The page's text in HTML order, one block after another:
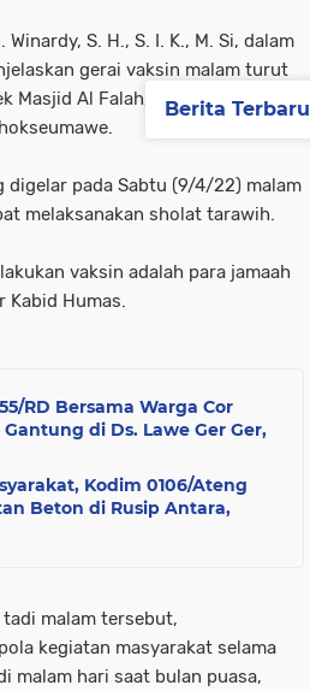
S. H., S. I. K., M. Si, dalam
gerai vaksin malam turut
Al Falah, Gampong Keude
digelar pada Sabtu (9/4/22) malam
melaksanakan sholat tarawih.
vaksin adalah para jamaah
Kabid Humas.
RD Bersama Warga Cor
di Ds. Lawe Ger Ger,
Kodim 0106/Ateng
Beton di Rusip Antara,
tadi malam tersebut,
kegiatan masyarakat selama
malam hari saat bulan puasa,
Berita Terbaru